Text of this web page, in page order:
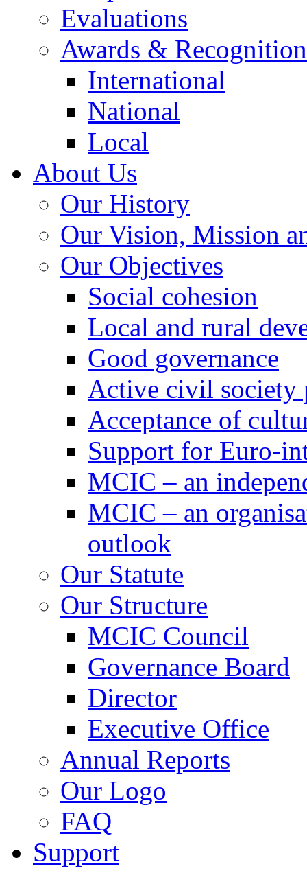
Evaluations
Awards &
International
National
Local
About Us
Our History
Our Vision, Mission
Our Objectives
Social cohesion
Local and rural
Good governance
Active civil society
Acceptance of
Support for Euro-
MCIC – an
MCIC – an
outlook
Our Statute
Our Structure
MCIC Council
Governance Board
Director
Executive Office
Annual Reports
Our Logo
FAQ
Support